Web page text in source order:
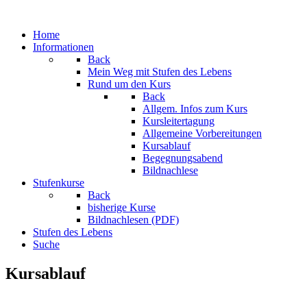
Home
Informationen
Back
Mein Weg mit Stufen des Lebens
Rund um den Kurs
Back
Allgem. Infos zum Kurs
Kursleitertagung
Allgemeine Vorbereitungen
Kursablauf
Begegnungsabend
Bildnachlese
Stufenkurse
Back
bisherige Kurse
Bildnachlesen (PDF)
Stufen des Lebens
Suche
Kursablauf